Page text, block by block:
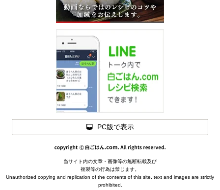
閉じる
PC版で表示
当サイト内の文章・画像等の無断転載及び
複製等の行為は禁じます。
Unauthorized copying and replication of the contents of this site, text and images are strictly
prohibited.